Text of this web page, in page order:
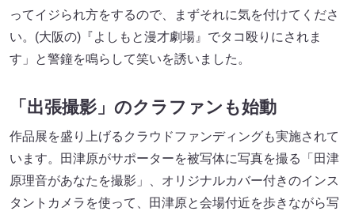
ってイジられ方をするので、まずそれに気を付けてくださ
い。(大阪の)『よしもと漫才劇場』でタコ殴りにされま
す」と警鐘を鳴らして笑いを誘いました。
「出張撮影」のクラファンも始動
作品展を盛り上げるクラウドファンディングも実施されて
います。田津原がサポーターを被写体に写真を撮る「田津
原理音があなたを撮影」、オリジナルカバー付きのインス
タントカメラを使って、田津原と会場付近を歩きながら写